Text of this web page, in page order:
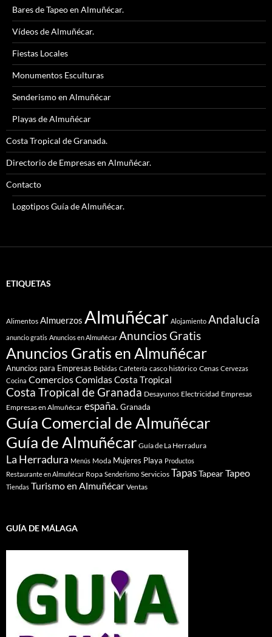
Bares de Tapeo en Almuñécar.
Vídeos de Almuñécar.
Fiestas Locales
Monumentos Esculturas
Senderismo en Almuñécar
Playas de Almuñécar
Costa Tropical de Granada.
Directorio de Empresas en Almuñécar.
Contacto
Logotipos Guía de Almuñécar.
ETIQUETAS
Alimentos Almuerzos Almuñécar Alojamiento Andalucía
anuncio gratis Anuncios en Almuñécar Anuncios Gratis
Anuncios Gratis en Almuñécar
Anuncios para Empresas Bebidas Cafetería casco histórico Cenas Cervezas
Cocina ComerciosComidasCosta Tropical
Costa Tropical de Granada Desayunos Electricidad Empresas
Empresas en Almuñécar españa. Granada
Guía Comercial de Almuñécar
Guía de Almuñécar Guía de La Herradura
La Herradura Menús Moda Mujeres Playa Productos
Restaurante en Almuñécar Ropa Senderismo Servicios TapasTapearTapeo
Tiendas Turismo en Almuñécar Ventas
GUÍA DE MÁLAGA